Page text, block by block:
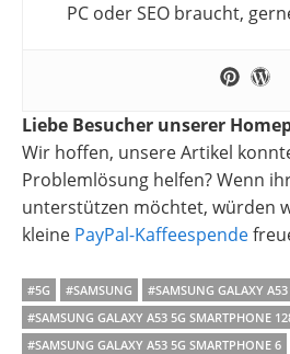
PC oder SEO braucht,
Liebe Besucher unserer
Wir hoffen, unsere Artikel
Problemlösung helfen? Wenn
unterstützen möchtet, würden
kleine PayPal-Kaffeespende
#5G #SAMSUNG
#SAMSUNG GALAXY A53
#SAMSUNG GALAXY A53 5G SMARTPHONE
#SAMSUNG GALAXY A53 5G SMARTPHONE 6